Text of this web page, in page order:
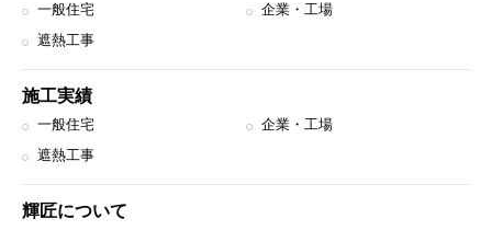
一般住宅
企業・工場
遮熱工事
施工実績
一般住宅
企業・工場
遮熱工事
輝匠について